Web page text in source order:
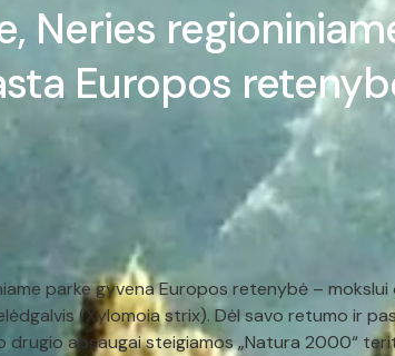
Neries
Europos
parke gyvena Europos retenybė – mokslui
(Xylomoia strix). Dėl savo retumo ir
drugio apsaugai steigiamos „Natura 2000“